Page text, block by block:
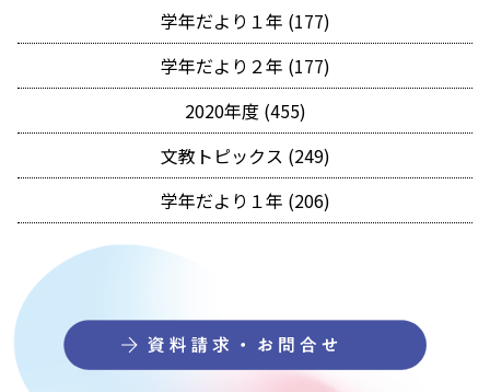
学年だより１年 (177)
学年だより２年 (177)
2020年度 (455)
文教トピックス (249)
学年だより１年 (206)